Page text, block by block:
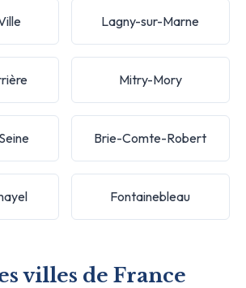
Lagny-sur-Marne
Mitry-Mory
Brie-Comte-Robert
Fontainebleau
villes de France